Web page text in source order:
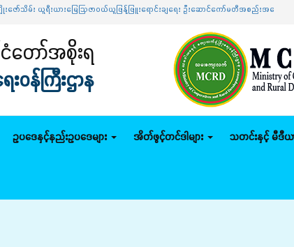
ရီးယားမြေဩဇာဝယ်ယူဖြန့်ဖြူးရောင်းချရေး ဦးဆောင်ကော်မတီအစည်းအဝေးသို့ တက်ရောက်
တော်အစိုးရ
ဝန်ကြီးဌာန
ဥပဒေနှင့်နည်းဥပဒေများ အိတ်ဖွင့်တင်ဒါများ သတင်းနှင့် မီဒီယာ